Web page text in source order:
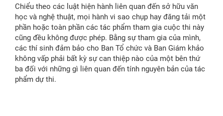
Chiểu theo các luật hiện hành liên quan đến sở hữu văn
học và nghệ thuật, mọi hành vi sao chụp hay đăng tải một
phần hoặc toàn phần các tác phẩm tham gia cuộc thi này
cũng đều không được phép. Bằng sự tham gia của mình,
các thí sinh đảm bảo cho Ban Tổ chức và Ban Giám khảo
không vấp phải bất kỳ sự can thiệp nào của một bên thứ
ba đối với những gì liên quan đến tính nguyên bản của tác
phẩm dự thi.